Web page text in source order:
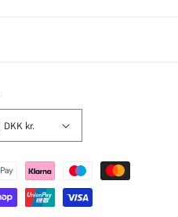
Danmark | DKK kr.